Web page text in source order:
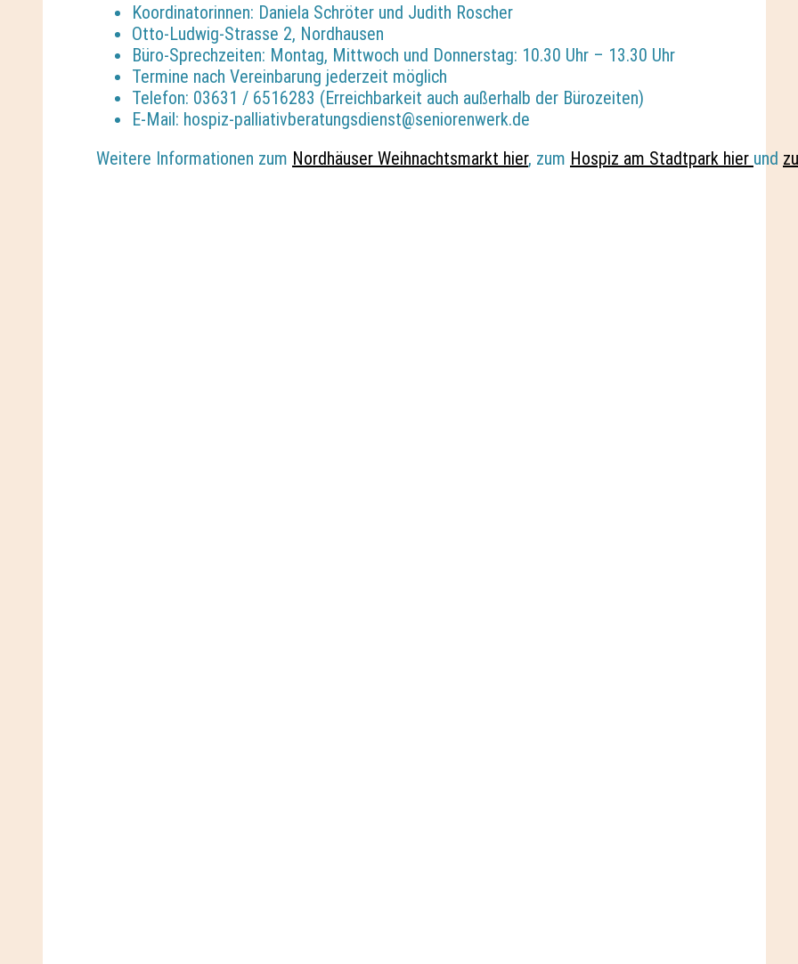
Koordinatorinnen: Daniela Schröter und Judith Roscher
Otto-Ludwig-Strasse 2, Nordhausen
Büro-Sprechzeiten: Montag, Mittwoch und Donnerstag: 10.30 Uhr – 13.30 Uhr
Termine nach Vereinbarung jederzeit möglich
Telefon: 03631 / 6516283 (Erreichbarkeit auch außerhalb der Bürozeiten)
E-Mail: hospiz-palliativberatungsdienst@seniorenwerk.de
Weitere Informationen zum Nordhäuser Weihnachtsmarkt hier, zum Hospiz am Stadtpark hier und